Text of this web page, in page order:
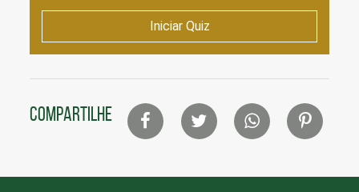
Iniciar Quiz
COMPARTILHELista
em